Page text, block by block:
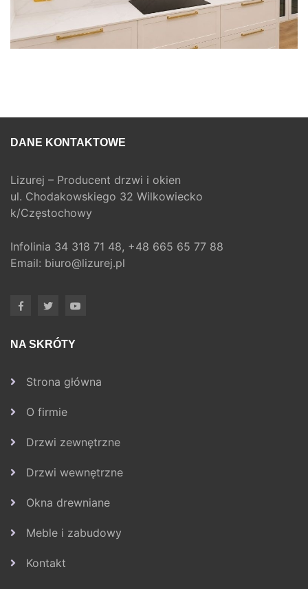
DANE KONTAKTOWE
Lizurej – Producent drzwi i okien
ul. Chodakowskiego 32 Wilkowiecko
k/Częstochowy
Infolinia 34 318 71 48, +48 665 65 77 88
Email: biuro@lizurej.pl
NA SKRÓTY
Strona główna
O firmie
Drzwi zewnętrzne
Drzwi wewnętrzne
Okna drewniane
Meble i zabudowy
Kontakt